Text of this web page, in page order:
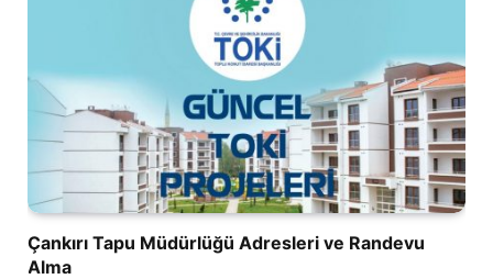
Çankırı Tapu Müdürlüğü Adresleri ve Randevu
Alma